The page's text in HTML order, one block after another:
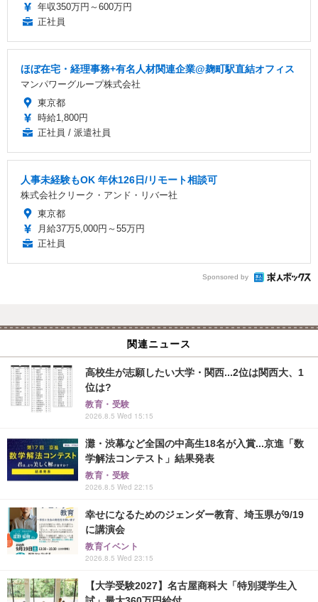
年収350万円～600万円
正社員
ほぼ在宅・経理事務+有名人材関連企業@麹町駅直結オフィス
マンパワーグループ株式会社
東京都
時給1,800円
正社員 / 派遣社員
人事未経験もOK 年休126日/リモート相談可
株式会社クリーク・アンド・リバー社
東京都
月給37万5,000円～55万円
正社員
Sponsored by
関連ニュース
高校生が志願したい大学・関西...2位は関西大、1
位は?
教育・受験
2026.8.5 Wed 15:15
灘・渋幕など全国の中高生18名が入賞...京進「数
学解法コンテスト」結果発表
教育・受験
2026.8.5 Wed 22:15
幸せになるためのジェンダー教育、埼玉県が9/19
に講演会
教育イベント
2026.8.5 Wed 23:15
【大学受験2027】名古屋商科大「特別奨学生入